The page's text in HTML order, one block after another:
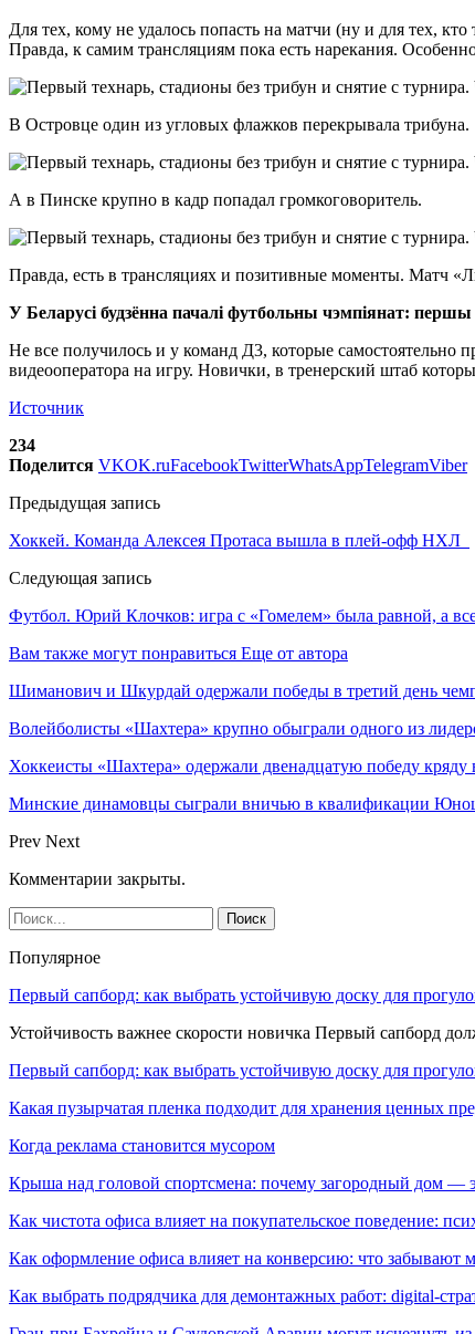
Для тех, кому не удалось попасть на матчи (ну и для тех,
Правда, к самим трансляциям пока есть нарекания.
В Островце один из угловых флажков перекрывала трибуна.
А в Пинске крупно в кадр попадал громкоговоритель.
Правда, есть в трансляциях и позитивные моменты. Матч
У Беларусі будзённа пачалi футбольны чэмпіянат:
Не все получилось и у команд Д3, которые
видеооператора на игру. Новички, в тренерский штаб
Источник
234
Поделится VKOK.ruFacebookTwitterWhatsAppTelegramViber
Предыдущая запись
Хоккей. Команда Алексея Протаса вышла в плей-офф НХЛ
Следующая запись
Футбол. Юрий Клочков: игра с «Гомелем» была равной, а
Вам также могут понравиться Еще от автора
Шиманович и Шкурдай одержали победы в третий день
Волейболисты «Шахтера» крупно обыграли одного из
Хоккеисты «Шахтера» одержали двенадцатую победу кряду
Минские динамовцы сыграли вничью в квалификации
Prev Next
Комментарии закрыты.
Популярное
Первый сапборд: как выбрать устойчивую доску для
Устойчивость важнее скорости новичка Первый сапборд
Первый сапборд: как выбрать устойчивую доску для
Какая пузырчатая пленка подходит для хранения ценных
Когда реклама становится мусором
Крыша над головой спортсмена: почему загородный дом —
Как чистота офиса влияет на покупательское поведение:
Как оформление офиса влияет на конверсию: что забывают
Как выбрать подрядчика для демонтажных работ: digital-